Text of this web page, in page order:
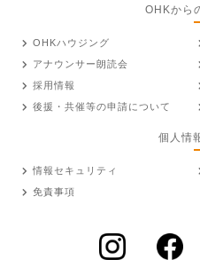
OHKから
OHKハウジング
アナウンサー朗読会
採用情報
後援・共催等の申請について
個人情
情報セキュリティ
免責事項